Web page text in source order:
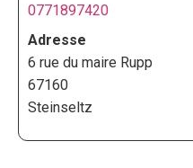
0771897420
Adresse
6 rue du maire Rupp
67160
Steinseltz